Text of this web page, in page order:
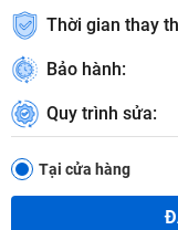
Thời gian thay
Bảo hành:
Quy trình sửa:
Tại cửa hàng